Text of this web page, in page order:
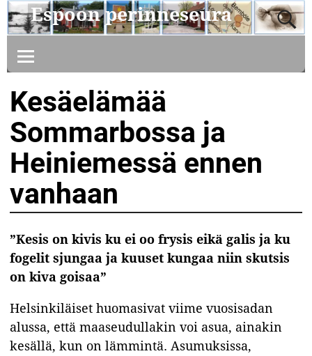
Espoon perinneseura
Kesäelämää
Sommarbossa ja
Heiniemessä ennen
vanhaan
”Kesis on kivis ku ei oo frysis eikä galis ja ku
fogelit sjungaa ja kuuset kungaa niin skutsis
on kiva goisaa”
Helsinkiläiset huomasivat viime vuosisadan
alussa, että maaseudullakin voi asua, ainakin
kesällä, kun on lämmintä. Asumuksissa,